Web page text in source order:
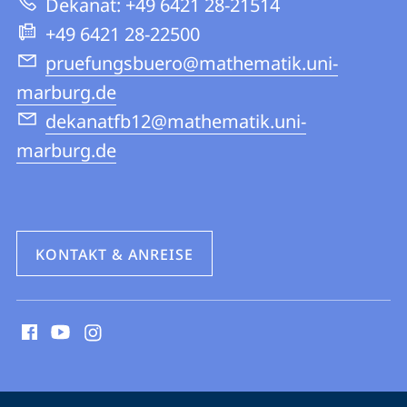
Informatik
Dekanat: +49 6421 28-21514
+49 6421 28-22500
pruefungsbuero@mathematik.uni-
marburg.de
dekanatfb12@mathematik.uni-
marburg.de
KONTAKT & ANREISE
Media